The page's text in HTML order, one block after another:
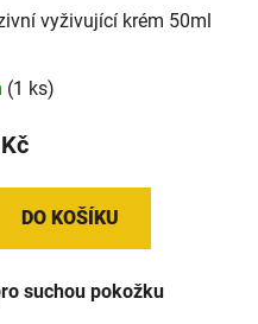
vyživující krém 50ml
(1 ks)
DO KOŠÍKU
suchou pokožku